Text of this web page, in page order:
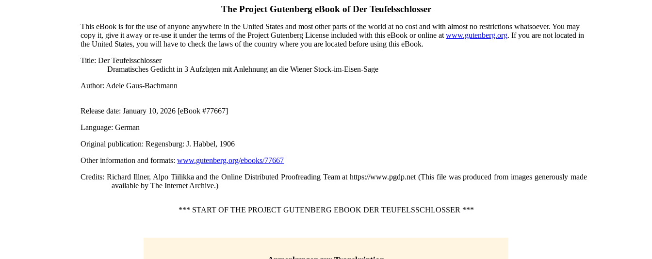
The Project Gutenberg eBook ofDer Teufelsschlosser
This eBook is for the use of anyone anywhere in the United States and most other parts of the world at no cost and with almost no restrictions whatsoever. You may
copy it, give it away or re-use it under the terms of the Project Gutenberg License included with this eBook or online atwww.gutenberg.org. If you are not located in
the United States, you will have to check the laws of the country where you are located before using this eBook.
Title: Der Teufelsschlosser
Dramatisches Gedicht in 3 Aufzügen mit Anlehnung an die Wiener Stock-im-Eisen-Sage
Author: Adele Gaus-Bachmann
Release date: January 10, 2026 [eBook #77667]
Language: German
Original publication: Regensburg: J. Habbel, 1906
Other information and formats:www.gutenberg.org/ebooks/77667
Credits: Richard Illner, Alpo Tiilikka and the Online Distributed Proofreading Team at https://www.pgdp.net (This file was produced from images generously made
available by The Internet Archive.)
*** START OF THE PROJECT GUTENBERG EBOOK DER TEUFELSSCHLOSSER ***